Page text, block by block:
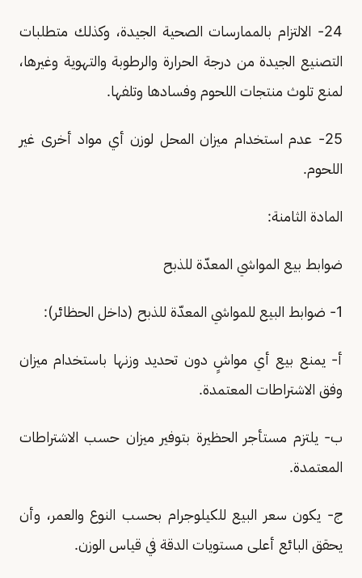
24- الالتزام بالممارسات الصحية الجيدة، وكذلك متطلبات
التصنيع الجيدة من درجة الحرارة والرطوبة والتهوية وغيرها،
لمنع تلوث منتجات اللحوم وفسادها وتلفها.
25- عدم استخدام ميزان المحل لوزن أي مواد أخرى غير
اللحوم.
المادة الثامنة:
ضوابط بيع المواشي المعدّة للذبح
1- ضوابط البيع للمواشي المعدّة للذبح (داخل الحظائر):
أ- يمنع بيع أي مواشٍ دون تحديد وزنها باستخدام ميزان
وفق الاشتراطات المعتمدة.
ب- يلتزم مستأجر الحظيرة بتوفير ميزان حسب الاشتراطات
المعتمدة.
ج- يكون سعر البيع للكيلوجرام بحسب النوع والعمر، وأن
يحقق البائع أعلى مستويات الدقة في قياس الوزن.